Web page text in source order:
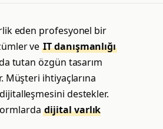
eden profesyonel bir
veIT danışmanlığı
tutan özgün tasarım
Müşteri ihtiyaçlarına
destekler.
dijital varlık